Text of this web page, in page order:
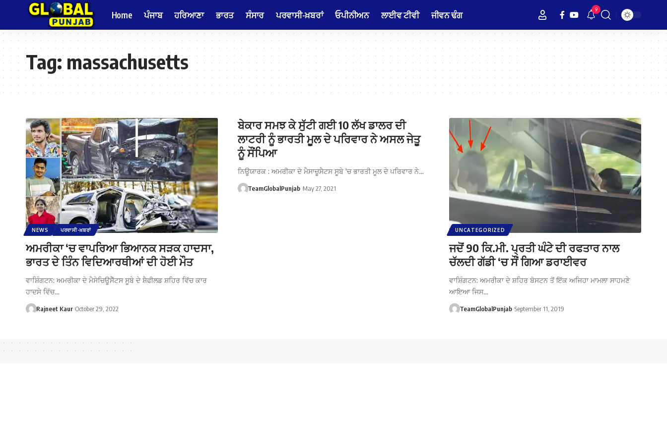
Home ਪੰਜਾਬ ਹਰਿਆਣਾ ਭਾਰਤ ਸੰਸਾਰ ਪਰਵਾਸੀ-ਖ਼ਬਰਾਂ ਓਪੀਨੀਅਨ ਲਾਈਵ ਟੀਵੀ ਜੀਵਨ ਢੰਗ 9
Tag:massachusetts
NEWS ਪਰਵਾਸੀ-ਖ਼ਬਰਾਂ
ਅਮਰੀਕਾ ‘ਚ ਵਾਪਰਿਆ ਭਿਆਨਕ ਸੜਕ ਹਾਦਸਾ,
ਭਾਰਤ ਦੇ ਤਿੰਨ ਵਿਦਿਆਰਥੀਆਂ ਦੀ ਹੋਈ ਮੌਤ
ਵਾਸ਼ਿੰਗਟਨ: ਅਮਰੀਕਾ ਦੇ ਮੈਸੇਚਿਊਸੈੱਟਸ ਸੂਬੇ ਦੇ ਸ਼ੈਫੀਲਡ ਸ਼ਹਿਰ ਵਿੱਚ ਕਾਰ
ਹਾਦਸੇ ਵਿੱਚ…
Rajneet Kaur October 29, 2022
ਬੇਕਾਰ ਸਮਝ ਕੇ ਸੁੱਟੀ ਗਈ 10 ਲੱਖ ਡਾਲਰ ਦੀ
ਲਾਟਰੀ ਨੂੰ ਭਾਰਤੀ ਮੂਲ ਦੇ ਪਰਿਵਾਰ ਨੇ ਅਸਲ ਜੇਤੂ
ਨੂੰ ਸੌਂਪਿਆ
ਨਿਊਯਾਰਕ : ਅਮਰੀਕਾ ਦੇ ਮੈਸਾਚੂਸੈਟਸ ਸੂਬੇ 'ਚ ਭਾਰਤੀ ਮੂਲ ਦੇ ਪਰਿਵਾਰ ਨੇ…
TeamGlobalPunjab May 27, 2021
UNCATEGORIZED
ਜਦੋਂ 90 ਕਿ.ਮੀ. ਪ੍ਰਤੀ ਘੰਟੇ ਦੀ ਰਫਤਾਰ ਨਾਲ
ਚੱਲਦੀ ਗੱਡੀ ‘ਚ ਸੌਂ ਗਿਆ ਡਰਾਈਵਰ
ਵਾਸ਼ਿੰਗਟਨ: ਅਮਰੀਕਾ ਦੇ ਸ਼ਹਿਰ ਬੋਸਟਨ ਤੋਂ ਇੱਕ ਅਜਿਹਾ ਮਾਮਲਾ ਸਾਹਮਣੇ
ਆਇਆ ਜਿਸ…
TeamGlobalPunjab September 11, 2019